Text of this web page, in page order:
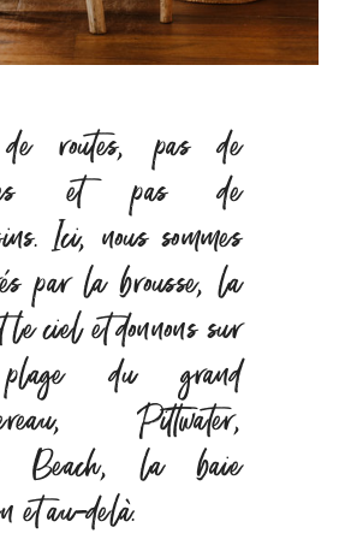
routes, pas de
et pas de
Ici, nous sommes
par la brousse, la
le ciel et donnons sur
du grand
Pittwater,
Beach, la baie
et au-delà.